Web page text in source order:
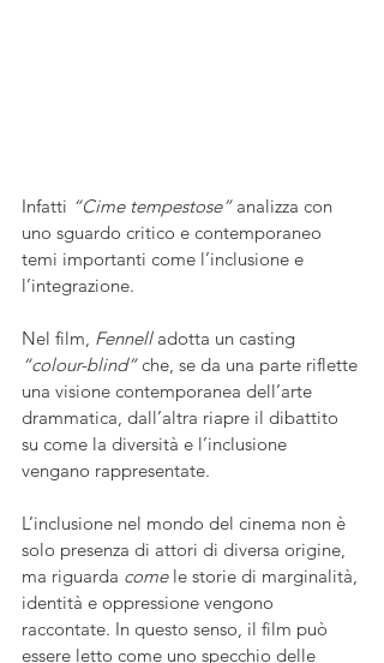
Infatti “Cime tempestose” analizza con
uno sguardo critico e contemporaneo
temi importanti come l’inclusione e
l’integrazione.
Nel film, Fennell adotta un casting
“colour-blind” che, se da una parte riflette
una visione contemporanea dell’arte
drammatica, dall’altra riapre il dibattito
su come la diversità e l’inclusione
vengano rappresentate.
L’inclusione nel mondo del cinema non è
solo presenza di attori di diversa origine,
ma riguarda come le storie di marginalità,
identità e oppressione vengono
raccontate. In questo senso, il film può
essere letto come uno specchio delle